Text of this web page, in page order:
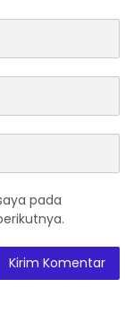
pada